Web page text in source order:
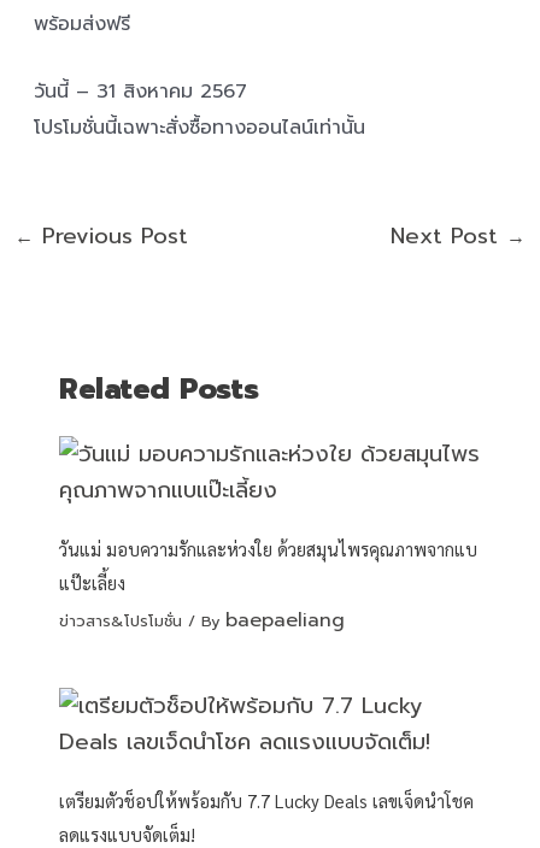
พร้อมส่งฟรี
วันนี้ – 31 สิงหาคม 2567
โปรโมชั่นนี้เฉพาะสั่งซื้อทางออนไลน์เท่านั้น
← Previous Post Next Post →
Related Posts
วันแม่ มอบความรักและห่วงใย ด้วยสมุนไพรคุณภาพจากแบ
แป๊ะเลี้ยง
ข่าวสาร&โปรโมชั่น / By baepaeliang
เตรียมตัวช็อปให้พร้อมกับ 7.7 Lucky Deals เลขเจ็ดนำโชค
ลดแรงแบบจัดเต็ม!